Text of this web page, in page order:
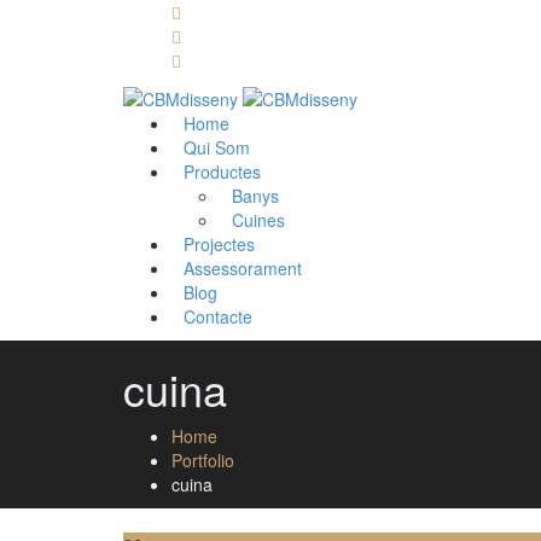
Home
Qui Som
Productes
Banys
Cuines
Projectes
Assessorament
Blog
Contacte
cuina
Home
Portfolio
cuina